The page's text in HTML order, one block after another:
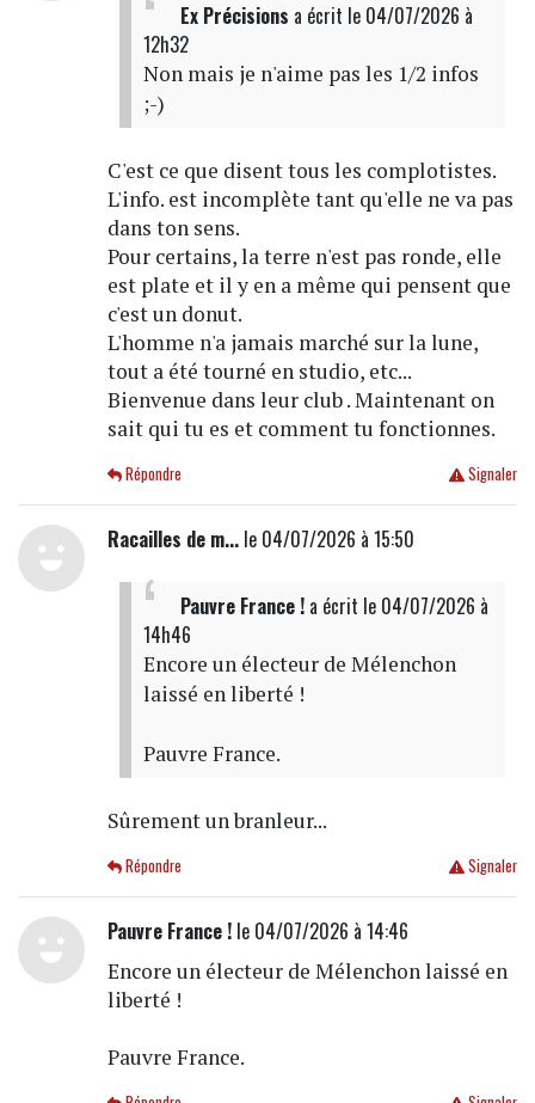
Ex Précisions a écrit le 04/07/2026 à
12h32
Non mais je n'aime pas les 1/2 infos
;-)
C'est ce que disent tous les complotistes.
L'info. est incomplète tant qu'elle ne va pas
dans ton sens.
Pour certains, la terre n'est pas ronde, elle
est plate et il y en a même qui pensent que
c'est un donut.
L'homme n'a jamais marché sur la lune,
tout a été tourné en studio, etc...
Bienvenue dans leur club . Maintenant on
sait qui tu es et comment tu fonctionnes.
Signaler
Répondre
Racailles de m...le 04/07/2026 à 15:50
Pauvre France !a écrit le 04/07/2026 à
14h46
Encore un électeur de Mélenchon
laissé en liberté !
Pauvre France.
Sûrement un branleur...
Signaler
Répondre
Pauvre France !le 04/07/2026 à 14:46
Encore un électeur de Mélenchon laissé en
liberté !
Pauvre France.